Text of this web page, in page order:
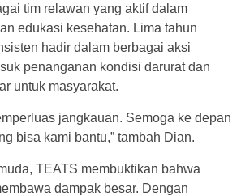
tim relawan yang aktif dalam
edukasi kesehatan. Lima tahun
hadir dalam berbagai aksi
penanganan kondisi darurat dan
untuk masyarakat.
jangkauan. Semoga ke depan
bisa kami bantu,” tambah Dian.
TEATS membuktikan bahwa
dampak besar. Dengan